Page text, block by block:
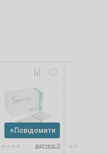
Повідомити
відгуків: 0